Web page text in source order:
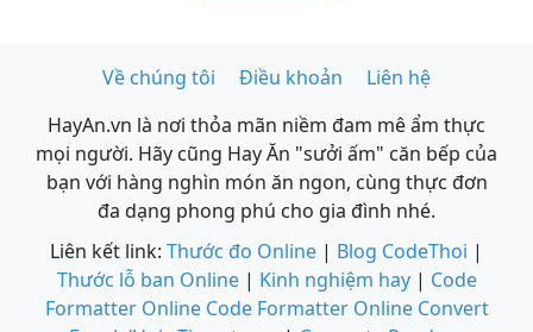
Về chúng tôi Điều khoản
Liên hệ
HayAn.vn là nơi thỏa mãn niềm đam mê ẩm thực
mọi người. Hãy cũng Hay Ăn "sưởi ấm" căn bếp của
bạn với hàng nghìn món ăn ngon, cùng thực đơn
đa dạng phong phú cho gia đình nhé.
Liên kết link: Thước đo Online | Blog CodeThoi |
Thước lỗ ban Online| Kinh nghiệm hay| Code
Formatter Online Code Formatter Online Convert